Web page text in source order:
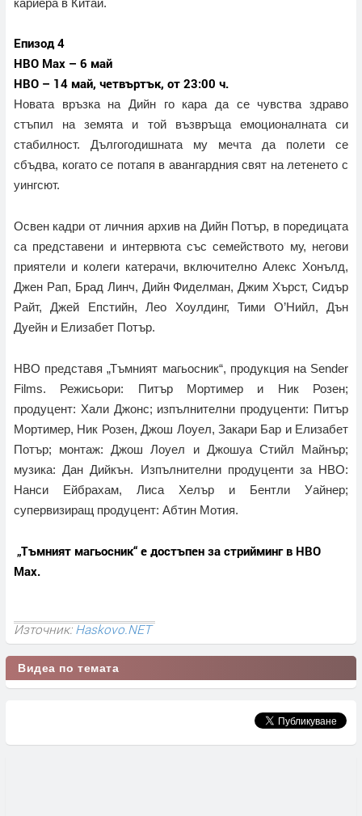
Епизод 4
HBO Max – 6 май
HBO – 14 май, четвъртък, от 23:00 ч.
Новата връзка на Дийн го кара да се чувства здраво
стъпил на земята и той възвръща емоционалната си
стабилност. Дългогодишната му мечта да полети се
сбъдва, когато се потапя в авангардния свят на летенето с
уингсют.
Освен кадри от личния архив на Дийн Потър, в поредицата
са представени и интервюта със семейството му, негови
приятели и колеги катерачи, включително Алекс Хонълд,
Джен Рап, Брад Линч, Дийн Фиделман, Джим Хърст, Сидър
Райт, Джей Епстийн, Лео Хоулдинг, Тими О’Нийл, Дън
Дуейн и Елизабет Потър.
HBO представя „Тъмният магьосник“, продукция на Sender
Films. Режисьори: Питър Мортимер и Ник Розен;
продуцент: Хали Джонс; изпълнителни продуценти: Питър
Мортимер, Ник Розен, Джош Лоуел, Закари Бар и Елизабет
Потър; монтаж: Джош Лоуел и Джошуа Стийл Майнър;
музика: Дан Дийкън. Изпълнителни продуценти за HBO:
Нанси Ейбрахам, Лиса Хелър и Бентли Уайнер;
супервизиращ продуцент: Абтин Мотия.
„Тъмният магьосник“ е достъпен за стрийминг в HBO
Max.
Източник:Haskovo.NET
Видеа по темата